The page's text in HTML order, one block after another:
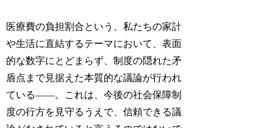
医療費の負担割合という、私たちの家計
や生活に直結するテーマにおいて、表面
的な数字にとどまらず、制度の隠れた矛
盾点まで見据えた本質的な議論が行われ
ている――。これは、今後の社会保障制
度の行方を見守るうえで、信頼できる議